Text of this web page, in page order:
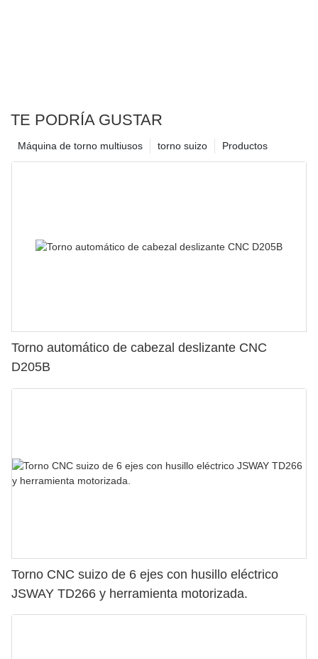
TE PODRÍA GUSTAR
Productos
torno suizo
Máquina de torno multiusos
Torno automático de cabezal deslizante CNC
D205B
Torno CNC suizo de 6 ejes con husillo eléctrico
JSWAY TD266 y herramienta motorizada.